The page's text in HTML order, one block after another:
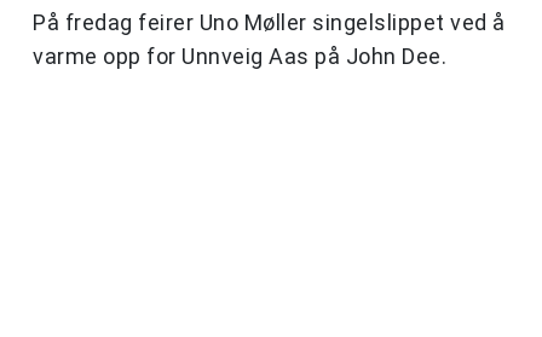
På fredag feirer Uno Møller singelslippet ved å
varme opp for Unnveig Aas på John Dee.